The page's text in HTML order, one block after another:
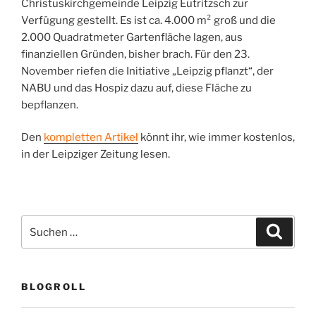
Christuskirchgemeinde Leipzig Eutritzsch zur
Verfügung gestellt. Es ist ca. 4.000 m² groß und die
2.000 Quadratmeter Gartenfläche lagen, aus
finanziellen Gründen, bisher brach. Für den 23.
November riefen die Initiative „Leipzig pflanzt“, der
NABU und das Hospiz dazu auf, diese Fläche zu
bepflanzen.
Den kompletten Artikel könnt ihr, wie immer kostenlos,
in der Leipziger Zeitung lesen.
nach:
BLOGROLL